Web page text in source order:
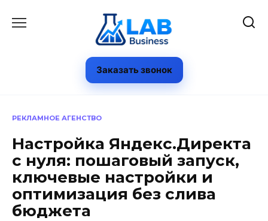
Заказать звонок
РЕКЛАМНОЕ АГЕНСТВО
Настройка Яндекс.Директа
с нуля: пошаговый запуск,
ключевые настройки и
оптимизация без слива
бюджета